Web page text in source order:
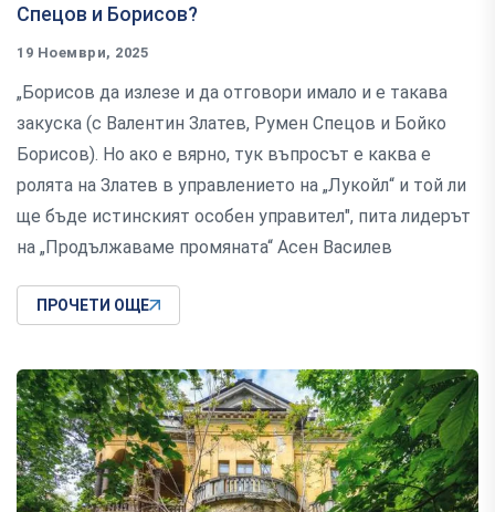
Спецов и Борисов?
19 Ноември, 2025
„Борисов да излезе и да отговори имало и е такава
закуска (с Валентин Златев, Румен Спецов и Бойко
Борисов). Но ако е вярно, тук въпросът е каква е
ролята на Златев в управлението на „Лукойл“ и той ли
ще бъде истинският особен управител", пита лидерът
на „Продължаваме промяната“ Асен Василев
ПРОЧЕТИ ОЩЕ